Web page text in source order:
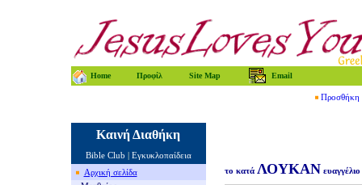
Home Προφίλ Site Map Email
Προσθήκη
Καινή Διαθήκη
Bible Club
Εγκυκλοπαίδεια
Αρχική σελίδα
το κατά ΛΟΥΚΑΝ ευαγγέλιο